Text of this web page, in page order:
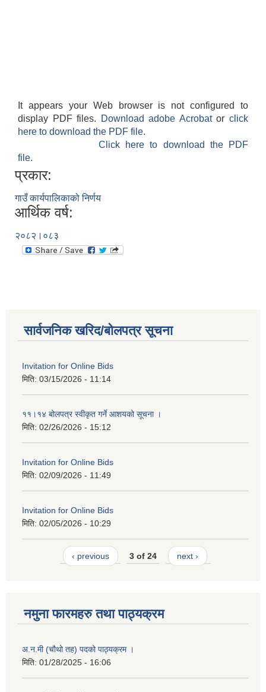
It appears your Web browser is not configured to
display PDF files.
Download adobe Acrobatorclick
here to download the PDF file.
Click here to download the PDF
file.
प्रकार:
गाउँ कार्यपालिकाको निर्णय
आर्थिक वर्ष:
२०८२।०८३
सार्वजनिक खरिद/बोलपत्र सूचना
Invitation for Online Bids
मिति: 03/15/2026 - 11:14
११।१४ बोलपत्र स्वीकृत गर्ने आशयको सूचना ।
मिति: 02/26/2026 - 15:12
Invitation for Online Bids
मिति: 02/09/2026 - 11:49
Invitation for Online Bids
मिति: 02/05/2026 - 10:29
‹ previous 3 of 24 next ›
नमुना फारमहरु तथा पाठ्यक्रम
अ.न.मी (चौथो तह) पदको पाठ्यक्रम ।
मिति: 01/28/2025 - 16:06